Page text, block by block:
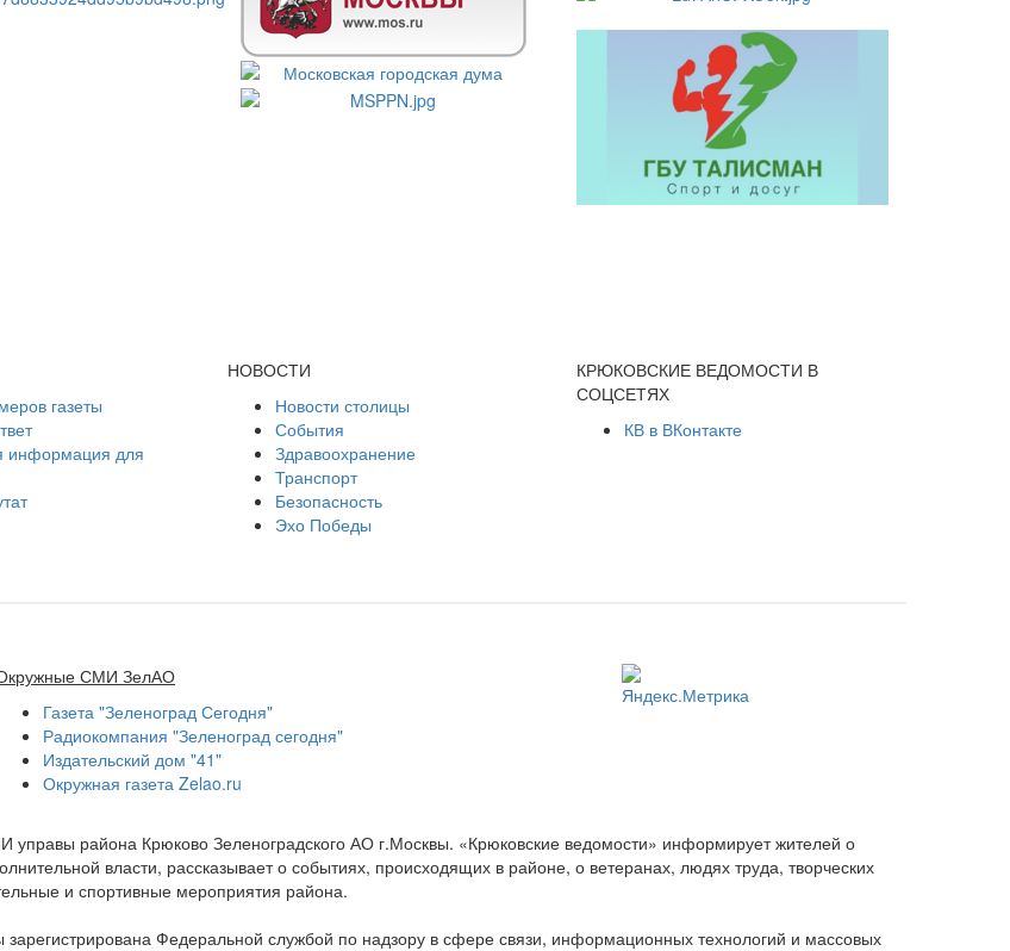
газеты
информация для
НОВОСТИ
Новости столицы
События
Здравоохранение
Транспорт
Безопасность
Эхо Победы
КРЮКОВСКИЕ ВЕДОМОСТИ В
СОЦСЕТЯХ
КВ в ВКонтакте
СМИ ЗелАО
Газета "Зеленоград Сегодня"
Радиокомпания "Зеленоград сегодня"
Издательский дом "41"
Окружная газета Zelao.ru
управы района Крюково Зеленоградского АО г.Москвы. «Крюковские ведомости» информирует жителей о
власти, рассказывает о событиях, происходящих в районе, о ветеранах, людях труда, творческих
и спортивные мероприятия района.
Федеральной службой по надзору в сфере связи, информационных технологий и массовых